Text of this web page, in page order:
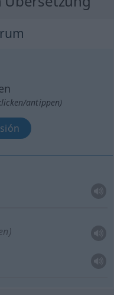
antippen)